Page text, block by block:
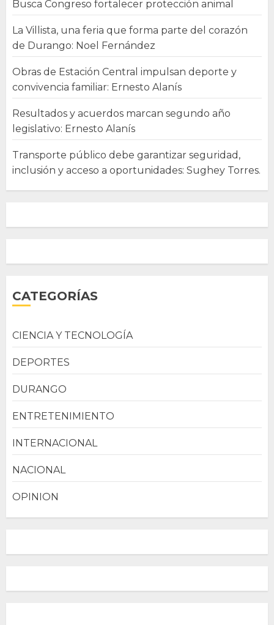
Busca Congreso fortalecer protección animal
La Villista, una feria que forma parte del corazón
de Durango: Noel Fernández
Obras de Estación Central impulsan deporte y
convivencia familiar: Ernesto Alanís
Resultados y acuerdos marcan segundo año
legislativo: Ernesto Alanís
Transporte público debe garantizar seguridad,
inclusión y acceso a oportunidades: Sughey Torres.
CATEGORÍAS
CIENCIA Y TECNOLOGÍA
DEPORTES
DURANGO
ENTRETENIMIENTO
INTERNACIONAL
NACIONAL
OPINION